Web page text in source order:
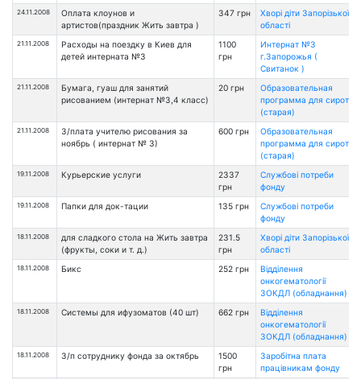
24.11.2008
Оплата клоунов и
артистов(праздник Жить завтра )
347 грн
Хворі діти Запорізької
області
21.11.2008
Расходы на поездку в Киев для
детей интерната №3
1100
грн
Интернат №3
г.Запорожья (
Свитанок )
21.11.2008
Бумага, гуаш для занятий
рисованием (интернат №3,4 класс)
20 грн
Образовательная
программа для сирот
(старая)
21.11.2008
З/плата учителю рисования за
ноябрь ( интернат № 3)
600 грн
Образовательная
программа для сирот
(старая)
19.11.2008 Курьерские услуги
2337
грн
Службові потреби
фонду
19.11.2008 Папки для док-тации 135 грн
Службові потреби
фонду
18.11.2008
для сладкого стола на Жить завтра
(фрукты, соки и т. д.)
231.5
грн
Хворі діти Запорізької
області
18.11.2008 Бикс 252 грн
Відділення
онкогематології
ЗОКДЛ (обладнання)
18.11.2008 Системы для ифузоматов (40 шт) 662 грн
Відділення
онкогематології
ЗОКДЛ (обладнання)
18.11.2008 З/п сотруднику фонда за октябрь
1500
грн
Заробітна плата
працівникам фонду